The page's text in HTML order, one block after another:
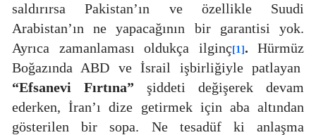
saldırırsa Pakistan’ın ve özellikle Suudi
Arabistan’ın ne yapacağının bir garantisi yok.
Ayrıca zamanlaması oldukça ilginç[1]. Hürmüz
Boğazında ABD ve İsrail işbirliğiyle patlayan
“Efsanevi Fırtına” şiddeti değişerek devam
ederken, İran’ı dize getirmek için aba altından
gösterilen bir sopa. Ne tesadüf ki anlaşma